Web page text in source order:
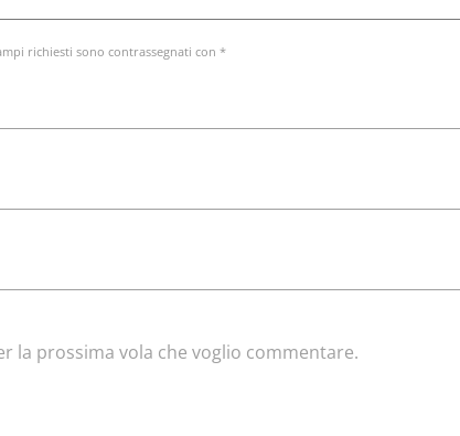
richiesti sono contrassegnati con *
la prossima vola che voglio commentare.